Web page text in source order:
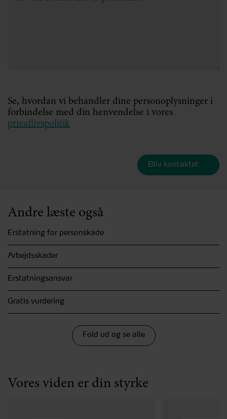
Se, hvordan vi behandler dine personoplysninger i
forbindelse med din henvendelse i vores
privatlivspolitik
Andre læste også
Erstatning for personskade
Arbejdsskader
Erstatningsansvar
Gratis vurdering
Fold ud og se alle
Vores viden er din styrke